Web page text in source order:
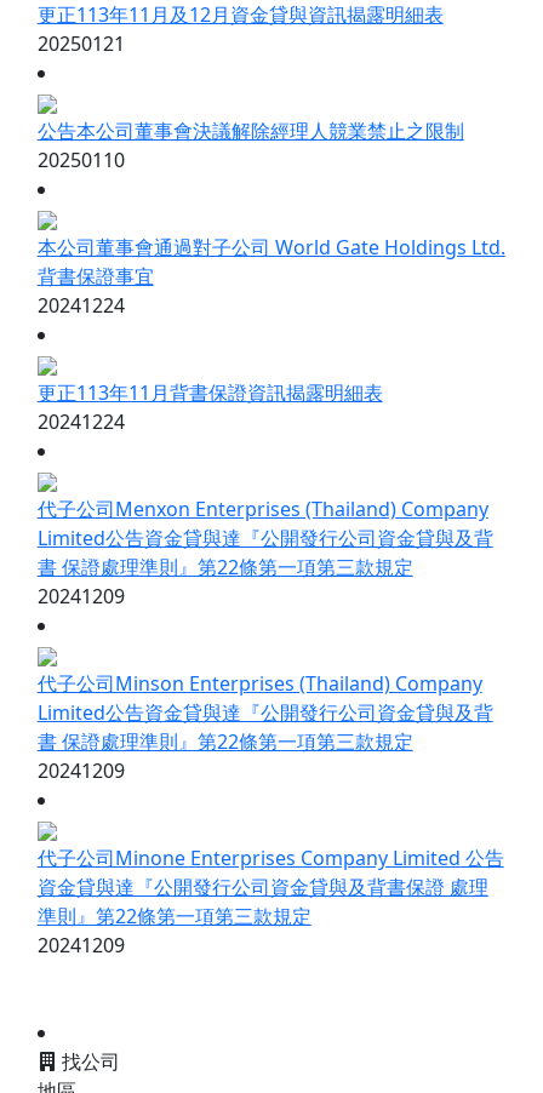
更正113年11月及12月資金貸與資訊揭露明細表
20250121
公告本公司董事會決議解除經理人競業禁止之限制
20250110
本公司董事會通過對子公司 World Gate Holdings Ltd.
背書保證事宜
20241224
更正113年11月背書保證資訊揭露明細表
20241224
代子公司Menxon Enterprises (Thailand) Company
Limited公告資金貸與達『公開發行公司資金貸與及背
書 保證處理準則』第22條第一項第三款規定
20241209
代子公司Minson Enterprises (Thailand) Company
Limited公告資金貸與達『公開發行公司資金貸與及背
書 保證處理準則』第22條第一項第三款規定
20241209
代子公司Minone Enterprises Company Limited 公告
資金貸與達『公開發行公司資金貸與及背書保證 處理
準則』第22條第一項第三款規定
20241209
找公司